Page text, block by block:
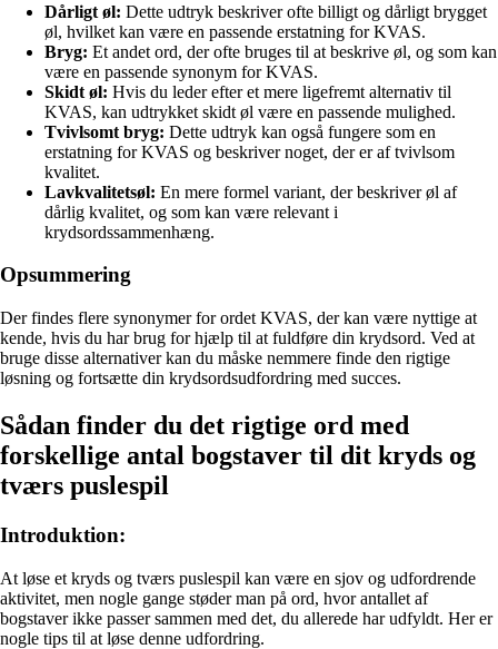
Dårligt øl: Dette udtryk beskriver ofte billigt og dårligt brygget
øl, hvilket kan være en passende erstatning for KVAS.
Bryg: Et andet ord, der ofte bruges til at beskrive øl, og som kan
være en passende synonym for KVAS.
Skidt øl: Hvis du leder efter et mere ligefremt alternativ til
KVAS, kan udtrykket skidt øl være en passende mulighed.
Tvivlsomt bryg: Dette udtryk kan også fungere som en
erstatning for KVAS og beskriver noget, der er af tvivlsom
kvalitet.
Lavkvalitetsøl: En mere formel variant, der beskriver øl af
dårlig kvalitet, og som kan være relevant i
krydsordssammenhæng.
Opsummering
Der findes flere synonymer for ordet KVAS, der kan være nyttige at
kende, hvis du har brug for hjælp til at fuldføre din krydsord. Ved at
bruge disse alternativer kan du måske nemmere finde den rigtige
løsning og fortsætte din krydsordsudfordring med succes.
Sådan finder du det rigtige ord med
forskellige antal bogstaver til dit kryds og
tværs puslespil
Introduktion:
At løse et kryds og tværs puslespil kan være en sjov og udfordrende
aktivitet, men nogle gange støder man på ord, hvor antallet af
bogstaver ikke passer sammen med det, du allerede har udfyldt. Her er
nogle tips til at løse denne udfordring.